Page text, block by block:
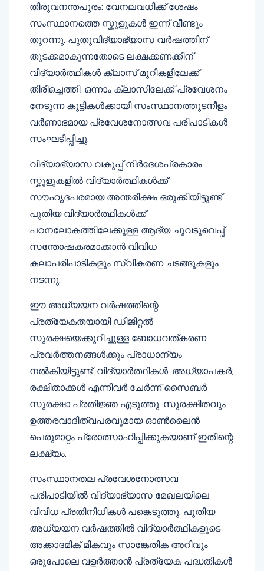
തിരുവനന്തപുരം: വേനലവധിക്ക് ശേഷം
സംസ്ഥാനത്തെ സ്കൂളുകൾ ഇന്ന് വീണ്ടും
തുറന്നു. പുതുവിദ്യാഭ്യാസ വർഷത്തിന്
തുടക്കമാകുന്നതോടെ ലക്ഷക്കണക്കിന്
വിദ്യാർത്ഥികൾ ക്ലാസ് മുറികളിലേക്ക്
തിരിച്ചെത്തി. ഒന്നാം ക്ലാസിലേക്ക് പ്രവേശനം
നേടുന്ന കുട്ടികൾക്കായി സംസ്ഥാനത്തുടനീളം
വർണാഭമായ പ്രവേശനോത്സവ പരിപാടികൾ
സംഘടിപ്പിച്ചു.
വിദ്യാഭ്യാസ വകുപ്പ് നിർദേശപ്രകാരം
സ്കൂളുകളിൽ വിദ്യാർത്ഥികൾക്ക്
സൗഹൃദപരമായ അന്തരീക്ഷം ഒരുക്കിയിട്ടുണ്ട്.
പുതിയ വിദ്യാർത്ഥികൾക്ക്
പഠനലോകത്തിലേക്കുള്ള ആദ്യ ചുവടുവെപ്പ്
സന്തോഷകരമാക്കാൻ വിവിധ
കലാപരിപാടികളും സ്വീകരണ ചടങ്ങുകളും
നടന്നു.
ഈ അധ്യയന വർഷത്തിന്റെ
പ്രത്യേകതയായി ഡിജിറ്റൽ
സുരക്ഷയെക്കുറിച്ചുള്ള ബോധവത്കരണ
പ്രവർത്തനങ്ങൾക്കും പ്രാധാന്യം
നൽകിയിട്ടുണ്ട്. വിദ്യാർത്ഥികൾ, അധ്യാപകർ,
രക്ഷിതാക്കൾ എന്നിവർ ചേർന്ന് സൈബർ
സുരക്ഷാ പ്രതിജ്ഞ എടുത്തു. സുരക്ഷിതവും
ഉത്തരവാദിത്വപരവുമായ ഓൺലൈൻ
പെരുമാറ്റം പ്രോത്സാഹിപ്പിക്കുകയാണ് ഇതിന്റെ
ലക്ഷ്യം.
സംസ്ഥാനതല പ്രവേശനോത്സവ
പരിപാടിയിൽ വിദ്യാഭ്യാസ മേഖലയിലെ
വിവിധ പ്രതിനിധികൾ പങ്കെടുത്തു. പുതിയ
അധ്യയന വർഷത്തിൽ വിദ്യാർത്ഥികളുടെ
അക്കാദമിക് മികവും സാങ്കേതിക അറിവും
ഒരുപോലെ വളർത്താൻ പ്രത്യേക പദ്ധതികൾ